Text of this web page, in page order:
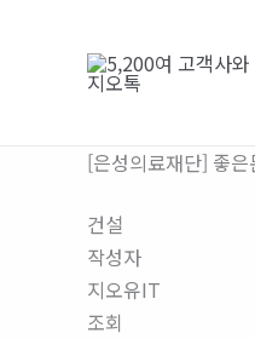
[은성의료재단] 좋
건설
작성자
지오유IT
조회